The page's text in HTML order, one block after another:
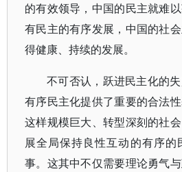
的有效领导，中国的民主就难
有民主的有序发展，中国的社
得健康、持续的发展。
不可否认，跃进民主化的
有序民主化提供了重要的合法
这样规模巨大、转型深刻的社
展全局保持良性互动的有序的
事。这其中不仅需要理论勇气